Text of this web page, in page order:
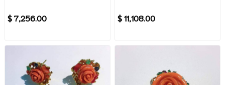
$ 7,256.00 $ 11,108.00